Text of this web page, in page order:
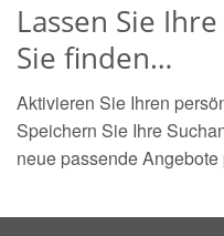
Lassen Sie
Sie finden…
Aktivieren Sie Ihren
Speichern Sie Ihre
neue passende